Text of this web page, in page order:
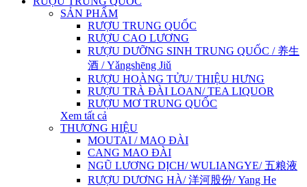
SẢN PHẨM
RƯỢU TRUNG QUỐC
RƯỢU CAO LƯƠNG
RƯỢU DƯỠNG SINH TRUNG QUỐC / 养生
酒 / Yǎngshēng Jiǔ
RƯỢU HOÀNG TỬU/ THIỆU HƯNG
RƯỢU TRÀ ĐÀI LOAN/ TEA LIQUOR
RƯỢU MƠ TRUNG QUỐC
Xem tất cả
THƯƠNG HIỆU
MOUTAI / MAO ĐÀI
CANG MAO ĐÀI
NGŨ LƯƠNG DỊCH/ WULIANGYE/ 五粮液
RƯỢU DƯƠNG HÀ/ 洋河股份/ Yang He